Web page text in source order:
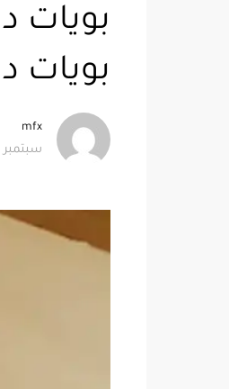
بويات
mfx
سبتمبر 6, 2022